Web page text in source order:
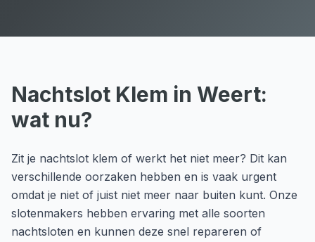
Nachtslot Klem in Weert:
wat nu?
Zit je nachtslot klem of werkt het niet meer? Dit kan
verschillende oorzaken hebben en is vaak urgent
omdat je niet of juist niet meer naar buiten kunt. Onze
slotenmakers hebben ervaring met alle soorten
nachtsloten en kunnen deze snel repareren of